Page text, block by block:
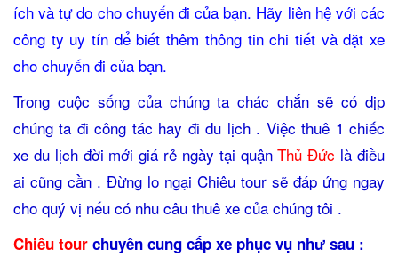
ích và tự do cho chuyến đi của bạn. Hãy liên hệ với các
công ty uy tín để biết thêm thông tin chi tiết và đặt xe
cho chuyến đi của bạn.
Trong cuộc sống của chúng ta chác chắn sẽ có dịp
chúng ta đi công tác hay đi du lịch . Việc thuê 1 chiếc
xe du lịch đời mới giá rẻ ngày tại quậnThủ Đức là điều
ai cũng cần . Đừng lo ngại Chiêu tour sẽ đáp ứng ngay
cho quý vị nếu có nhu câu thuê xe của chúng tôi .
Chiêu tour chuyên cung cấp xe phục vụ như sau :